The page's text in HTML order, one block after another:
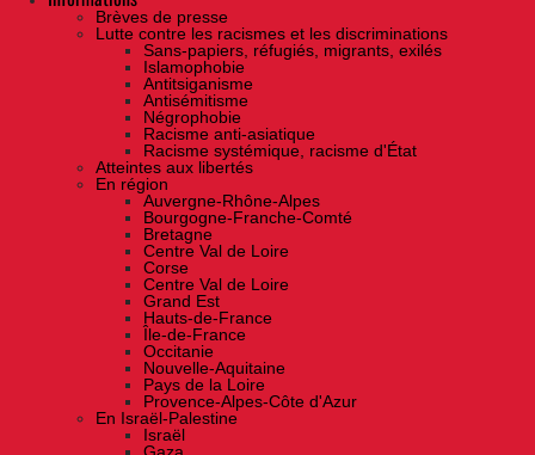
Brèves de presse
Lutte contre les racismes et les discriminations
Sans-papiers, réfugiés, migrants, exilés
Islamophobie
Antitsiganisme
Antisémitisme
Négrophobie
Racisme anti-asiatique
Racisme systémique, racisme d'État
Atteintes aux libertés
En région
Auvergne-Rhône-Alpes
Bourgogne-Franche-Comté
Bretagne
Centre Val de Loire
Corse
Centre Val de Loire
Grand Est
Hauts-de-France
Île-de-France
Occitanie
Nouvelle-Aquitaine
Pays de la Loire
Provence-Alpes-Côte d'Azur
En Israël-Palestine
Israël